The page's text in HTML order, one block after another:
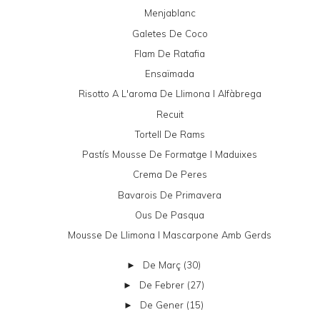
Menjablanc
Galetes De Coco
Flam De Ratafia
Ensaïmada
Risotto A L'aroma De Llimona I Alfàbrega
Recuit
Tortell De Rams
Pastís Mousse De Formatge I Maduixes
Crema De Peres
Bavarois De Primavera
Ous De Pasqua
Mousse De Llimona I Mascarpone Amb Gerds
► De Març (30)
► De Febrer (27)
► De Gener (15)